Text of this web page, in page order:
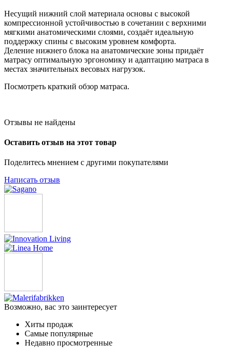
Несущий нижний слой материала основы с высокой
компрессионной устойчивостью в сочетании с верхними
мягкими анатомическими слоями, создаёт идеальную
поддержку спины с высоким уровнем комфорта.
Деление нижнего блока на анатомические зоны придаёт
матрасу оптимальную эргономику и адаптацию матраса в
местах значительных весовых нагрузок.
Посмотреть краткий обзор матраса.
Отзывы не найдены
Оставить отзыв на этот товар
Поделитесь мнением с другими покупателями
Написать отзыв
Возможно, вас это заинтересует
Хиты продаж
Самые популярные
Недавно просмотренные